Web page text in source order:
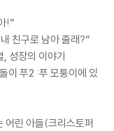
!”
친구로 남아 줄래?”
성장의 이야기
이 푸2 :푸 모퉁이에 있
어린 아들(크리스토퍼